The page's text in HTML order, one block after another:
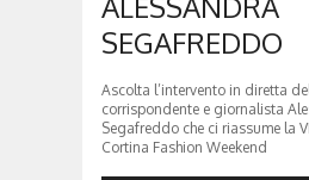
SEGAFREDDO
Ascolta l’intervento in diretta
corrispondente e giornalista
Segafreddo che ci riassume la
Cortina Fashion Weekend